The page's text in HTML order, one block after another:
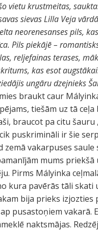
vietu krustmeitas,
sievas Lilla Veja
neorenesanses pils,
Pils piekājē –
reljefainas terases,
kas esot
ungāru dzejnieks
braukt caur
tiešām uz tā
braucot pa citu šauru
puskrimināli ir šie
zemā vakarpuses saule
mums priekšā
Pirms Mályinka
kura pavērās tāli skati
bija prieks izjozties
pusastoņiem vakarā.
naktsmājas.